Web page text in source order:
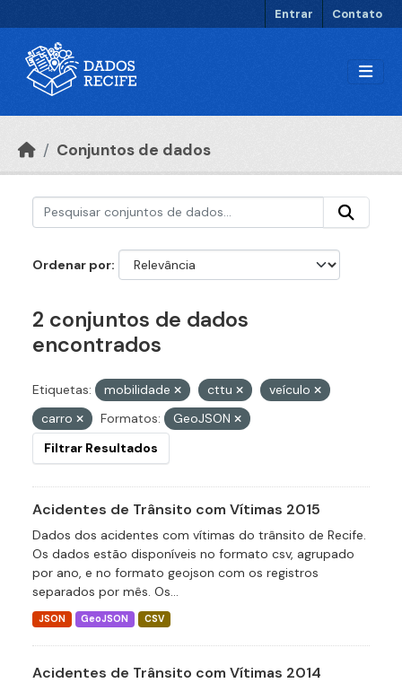
Entrar Contato
Conjuntos de dados
Ordenar por
2 conjuntos de dados
encontrados
Etiquetas: mobilidade cttu
veículo
carro
Formatos:
GeoJSON
Filtrar Resultados
Acidentes de Trânsito com Vítimas 2015
Dados dos acidentes com vítimas do trânsito de Recife.
Os dados estão disponíveis no formato csv, agrupado
por ano, e no formato geojson com os registros
separados por mês. Os...
JSON GeoJSON CSV
Acidentes de Trânsito com Vítimas 2014